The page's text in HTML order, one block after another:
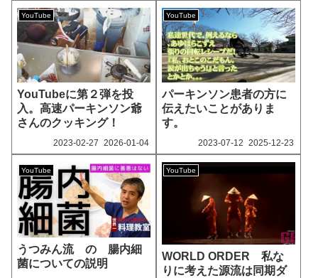
YouTube
YouTubeに第２弾を投
入。高速パーキンソン爺
さんのクッキング！
2023‐02-27 2026‐01-04
YouTube
パーキンソン患者の方に
伝えたいことがありま
す。
2023‐07-12 2025‐12-23
YouTube
うつみん流 の 腸内細
菌についての説明
YouTube
WORLD ORDER 私な
りに考えた源流は同期ダ